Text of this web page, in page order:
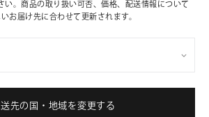
ことを支援しています。
サイトマップ
Cookie 設定
い。商品の取り扱い可否、価格、配送情報について
お届け先に合わせて更新されます。
先の国・地域を変更する